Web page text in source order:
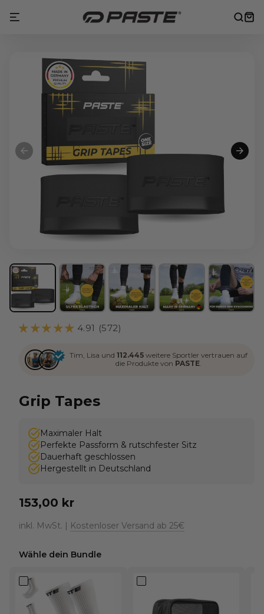
zum
Inhalt
4.91 (572)
Tim, Lisa und 112.445 weitere Sportler vertrauen auf
die Produkte von PASTE.
Grip Tapes
Maximaler Halt
Perfekte Passform & rutschfester Sitz
Dauerhaft geschlossen
Hergestellt in Deutschland
Normaler
153,00 kr
inkl. MwSt. | Kostenloser Versand ab 25€
Wähle dein Bundle